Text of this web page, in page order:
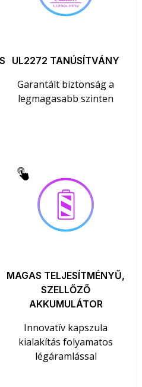
UL2272 TANÚSÍTVÁNY
Garantált biztonság a
legmagasabb szinten
MAGAS TELJESÍTMÉNYŰ,
SZELLŐZŐ
AKKUMULÁTOR
Innovatív kapszula
kialakítás folyamatos
légáramlással